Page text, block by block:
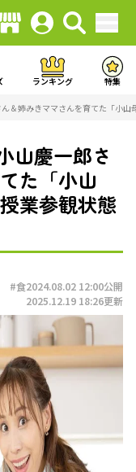
ランキング 特集
ん＆姉みきママさんを育てた「小
山慶一郎さ
た「小山
業参観状態
#食2024.08.02 12:00公開
2025.12.19 18:26更新